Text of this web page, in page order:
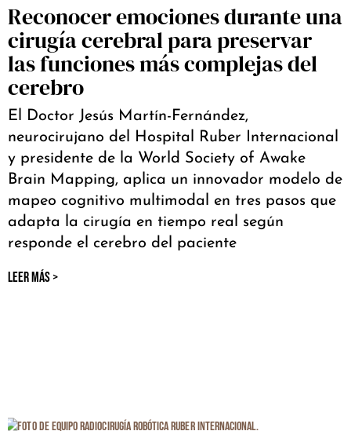
Reconocer emociones durante una
cirugía cerebral para preservar
las funciones más complejas del
cerebro
El Doctor Jesús Martín-Fernández,
neurocirujano del Hospital Ruber Internacional
y presidente de la World Society of Awake
Brain Mapping, aplica un innovador modelo de
mapeo cognitivo multimodal en tres pasos que
adapta la cirugía en tiempo real según
responde el cerebro del paciente
LEER MÁS >